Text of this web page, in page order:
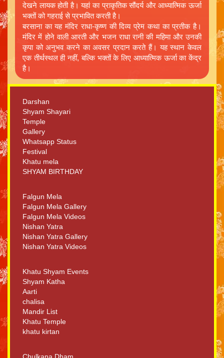
देखने लायक होती है। यहां का प्राकृतिक सौंदर्य और आध्यात्मिक ऊर्जा
भक्तों को गहराई से प्रभावित करती है।
बरसाना का यह मंदिर राधा-कृष्ण की दिव्य प्रेम कथा का प्रतीक है।
मंदिर में होने वाली आरती और भजन राधा रानी की महिमा और उनकी
कृपा को अनुभव करने का अवसर प्रदान करते हैं। यह स्थान केवल
एक तीर्थस्थल ही नहीं, बल्कि भक्तों के लिए आध्यात्मिक ऊर्जा का केंद्र
है।
Darshan
Shyam Shayari
Temple
Gallery
Whatsapp Status
Festival
Khatu mela
SHYAM BIRTHDAY
Falgun Mela
Falgun Mela Gallery
Falgun Mela Videos
Nishan Yatra
Nishan Yatra Gallery
Nishan Yatra Videos
Khatu Shyam Events
Shyam Katha
Aarti
chalisa
Mandir List
Khatu Temple
khatu kirtan
Chulkana Dham